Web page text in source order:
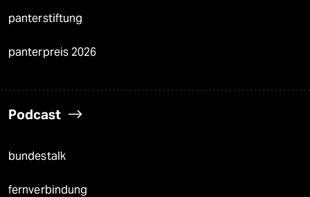
panterstiftung
panterpreis 2026
Podcast
bundestalk
fernverbindung